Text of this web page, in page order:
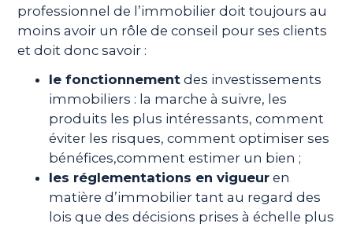
professionnel de l’immobilier doit toujours au
moins avoir un rôle de conseil pour ses clients
et doit donc savoir :
le fonctionnement des investissements
immobiliers : la marche à suivre, les
produits les plus intéressants, comment
éviter les risques, comment optimiser ses
bénéfices,comment estimer un bien ;
les réglementations en vigueur en
matière d’immobilier tant au regard des
lois que des décisions prises à échelle plus